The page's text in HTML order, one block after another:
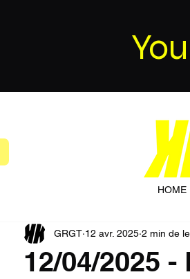
HOME
12/04/2025
GRGT 12 avr. 2025 2 min de